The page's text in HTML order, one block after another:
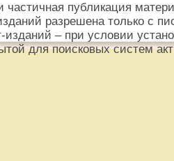
публикация
разрешена только с
– при условии
для поисковых систем